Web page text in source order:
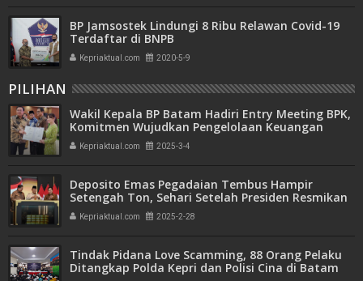
BP Jamsostek Lindungi 8 Ribu Relawan Covid-19
Terdaftar di BNPB
Kepriaktual.com 2020-5-9
PILIHAN
Wakil Kepala BP Batam Hadiri Entry Meeting BPK,
Komitmen Wujudkan Pengelolaan Keuangan
Transparan dan Akuntabel
Kepriaktual.com 2025-3-4
Deposito Emas Pegadaian Tembus Hampir
Setengah Ton, Sehari Setelah Presiden Resmikan
Bank Emas
Kepriaktual.com 2025-2-28
Tindak Pidana Love Scamming, 88 Orang Pelaku
Ditangkap Polda Kepri dan Polisi Cina di Batam